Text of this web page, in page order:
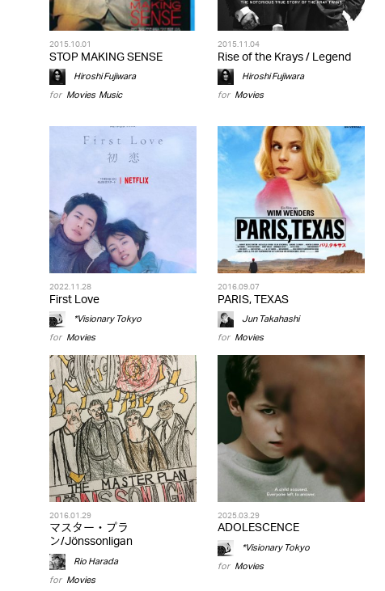
2015.10.01
STOP MAKING SENSE
Hiroshi Fujiwara
for Movies,Music
2015.11.04
Rise of the Krays / Legend
Hiroshi Fujiwara
for Movies
2022.11.28
First Love
*Visionary Tokyo
for Movies
2016.09.07
PARIS, TEXAS
Jun Takahashi
for Movies
2016.01.29
マスター・プラ
ン/Jönssonligan
Rio Harada
for Movies
2025.03.29
ADOLESCENCE
*Visionary Tokyo
for Movies